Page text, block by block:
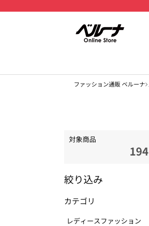
ファッション通販 ベルーナ
対象商品
194
絞り込み
カテゴリ
レディースファッション